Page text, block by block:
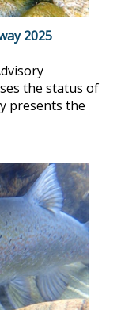
2025
the status of
presents the